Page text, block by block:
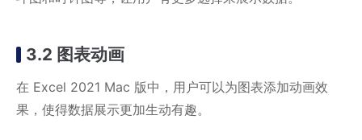
3.2 图表动画
在 Excel 2021 Mac 版中，用户可以为图表添加动画效
果，使得数据展示更加生动有趣。